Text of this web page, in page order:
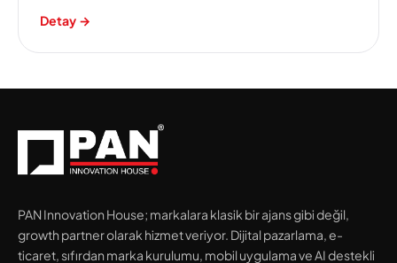
Detay →
PAN Innovation House; markalara klasik bir ajans gibi değil,
growth partner olarak hizmet veriyor. Dijital pazarlama, e-
ticaret, sıfırdan marka kurulumu, mobil uygulama ve AI destekli